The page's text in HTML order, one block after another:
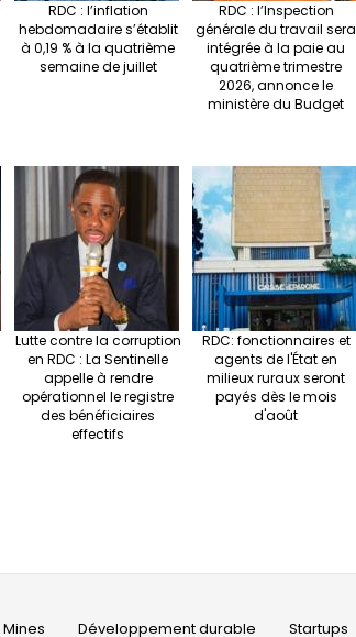
RDC : l’inflation
hebdomadaire s’établit
à 0,19 % à la quatrième
semaine de juillet
RDC : l’Inspection
générale du travail sera
intégrée à la paie au
quatrième trimestre
2026, annonce le
ministère du Budget
Lutte contre la corruption
en RDC : La Sentinelle
appelle à rendre
opérationnel le registre
des bénéficiaires
effectifs
RDC: fonctionnaires et
agents de l'État en
milieux ruraux seront
payés dès le mois
d'août
Mines Développement durable Startups